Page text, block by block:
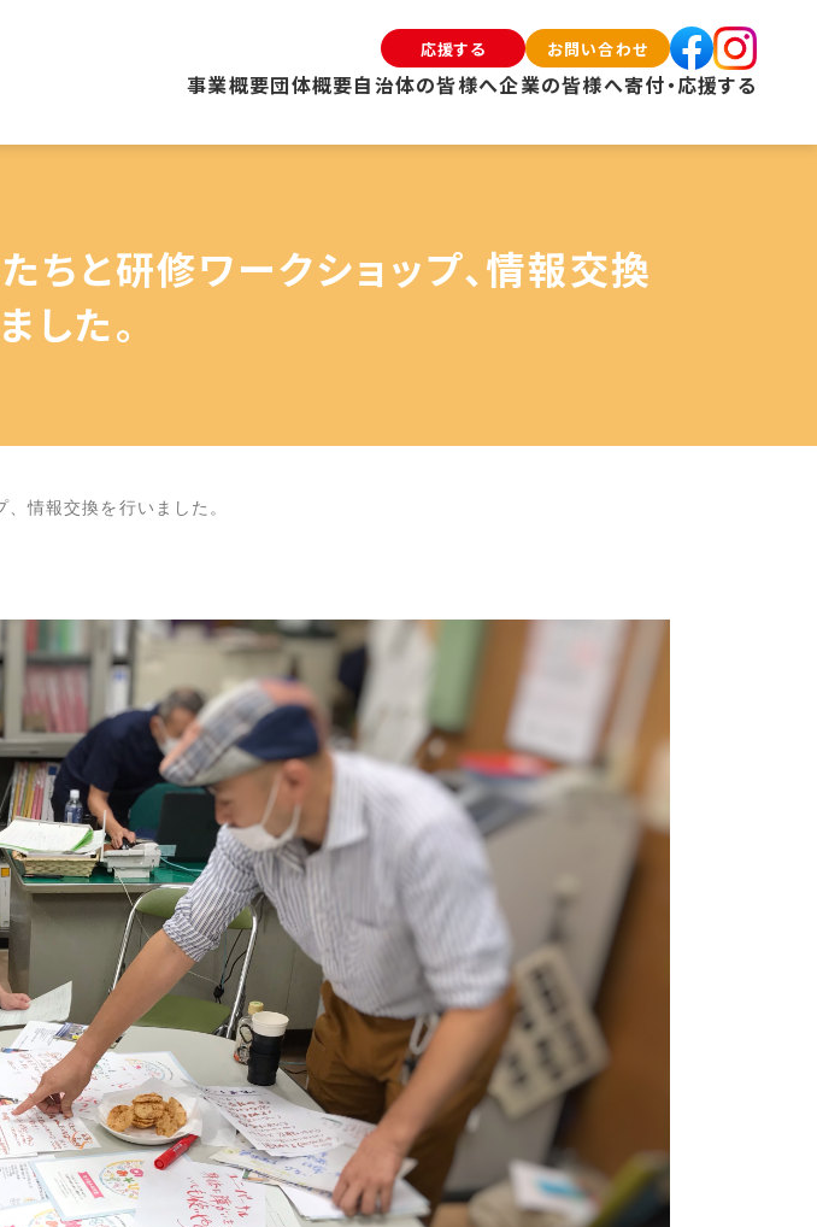
事業概要団体概要自治体の皆様へ企業の皆様へ寄付・応援する
応援する お問い合わせ
と研修ワークショップ、情報交換
した。
情報交換を行いました。